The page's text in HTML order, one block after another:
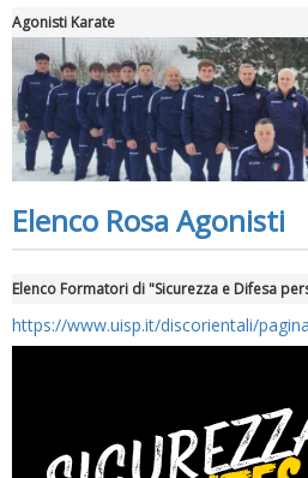
Agonisti Karate
Elenco Rosa Agonisti
Elenco Formatori di "Sicurezza e Difesa
https://www.uisp.it/discorientali/